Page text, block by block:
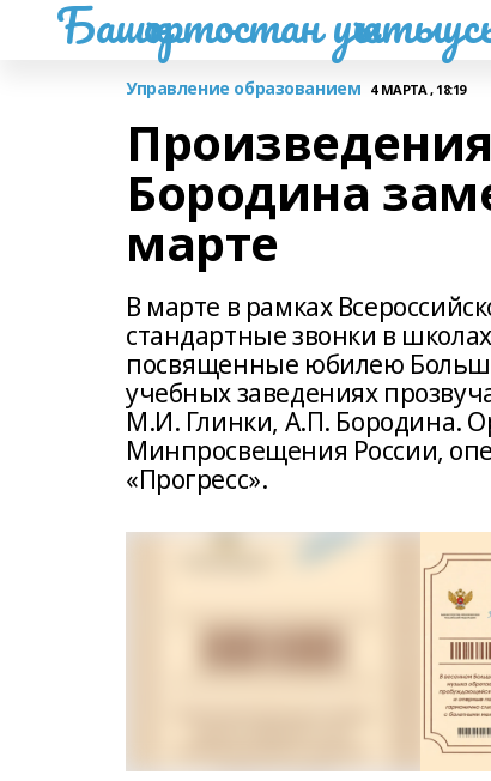
Башҡортостан
Управление образованием 4 МАРТА , 18:19
Бородина
марте
В марте в рамках
стандартные звонки в
посвященные юбилею
учебных заведениях
М.И. Глинки, А.П. Бородина.
Минпросвещения России,
«Прогресс».